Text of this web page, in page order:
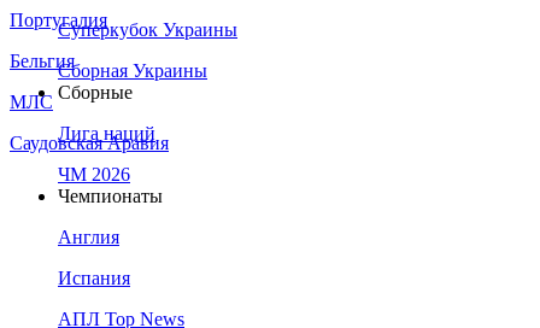
Португалия
Бельгия
МЛС
Саудовская Аравия
Суперкубок Украины
Сборная Украины
Сборные
Лига наций
ЧМ 2026
Чемпионаты
Англия
Испания
АПЛ Top News